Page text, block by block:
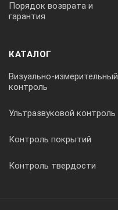
Порядок возврата и
гарантия
КАТАЛОГ
Визуально-измерительный
контроль
Ультразвуковой контроль
Контроль покрытий
Контроль твердости